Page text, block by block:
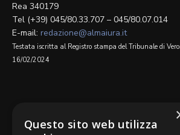
Rea 340179
Tel (+39) 045/80.33.707 – 045/80.07.014
E-mail: redazione@almaiura.it
Testata iscritta al Registro stampa del Tribunale di
16/02/2024
Questo sito web utilizza